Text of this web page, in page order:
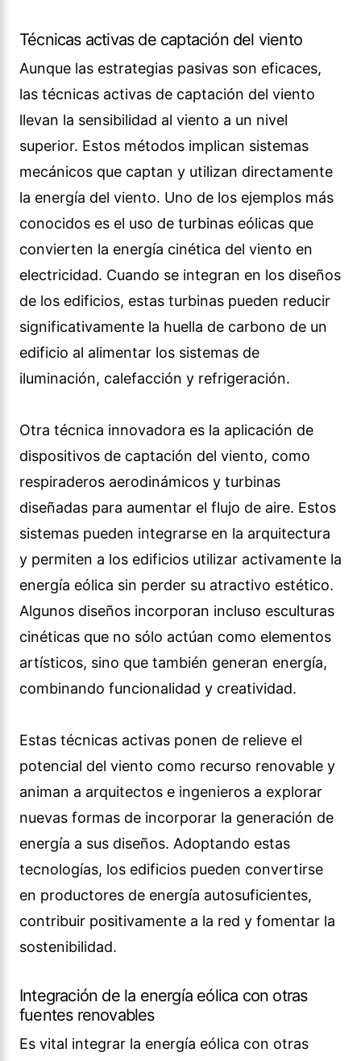
Técnicas activas de captación del viento
Aunque las estrategias pasivas son eficaces,
las técnicas activas de captación del viento
llevan la sensibilidad al viento a un nivel
superior. Estos métodos implican sistemas
mecánicos que captan y utilizan directamente
la energía del viento. Uno de los ejemplos más
conocidos es el uso de turbinas eólicas que
convierten la energía cinética del viento en
electricidad. Cuando se integran en los diseños
de los edificios, estas turbinas pueden reducir
significativamente la huella de carbono de un
edificio al alimentar los sistemas de
iluminación, calefacción y refrigeración.
Otra técnica innovadora es la aplicación de
dispositivos de captación del viento, como
respiraderos aerodinámicos y turbinas
diseñadas para aumentar el flujo de aire. Estos
sistemas pueden integrarse en la arquitectura
y permiten a los edificios utilizar activamente la
energía eólica sin perder su atractivo estético.
Algunos diseños incorporan incluso esculturas
cinéticas que no sólo actúan como elementos
artísticos, sino que también generan energía,
combinando funcionalidad y creatividad.
Estas técnicas activas ponen de relieve el
potencial del viento como recurso renovable y
animan a arquitectos e ingenieros a explorar
nuevas formas de incorporar la generación de
energía a sus diseños. Adoptando estas
tecnologías, los edificios pueden convertirse
en productores de energía autosuficientes,
contribuir positivamente a la red y fomentar la
sostenibilidad.
Integración de la energía eólica con otras
fuentes renovables
Es vital integrar la energía eólica con otras